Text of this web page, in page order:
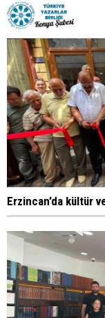
Erzincan’da kültür